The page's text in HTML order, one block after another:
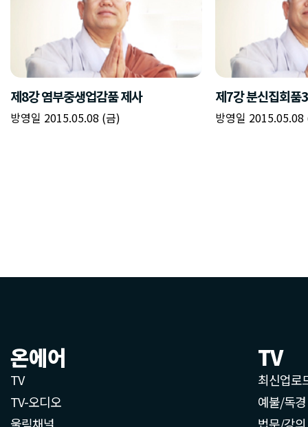
온에어
TV
TV-오디오
TV
최신업로
예불/독경